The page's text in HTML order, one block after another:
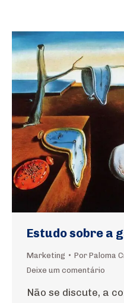
Estudo sobre a
Marketing Por Paloma
Deixe um comentário
Não se discute, a